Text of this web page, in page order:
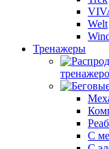
Welt
Тренажеры
С